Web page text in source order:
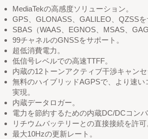
MediaTekの高感度ソリューション。
GPS、GLONASS、GALILEO、QZSSを
SBAS（WAAS、EGNOS、MSAS、
99チャネルのGNSSをサポート。
超低消費電力。
低信号レベルでの高速TTFF。
内蔵の12トーンアクティブ干渉キャンセ
無料のハイブリッドAGPSで、より速い
実現。
内蔵データロガー。
電力を節約するための内蔵DC/DCコンバ
リチウムバッテリーとの直接接続を許可
最大10Hzの更新レート。